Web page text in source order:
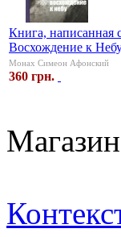
Книга, написанная
Восхождение к
Монах Симеон Афонский
360 грн.